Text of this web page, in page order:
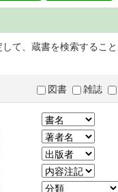
て、蔵書を検索するこ
図書 雑誌